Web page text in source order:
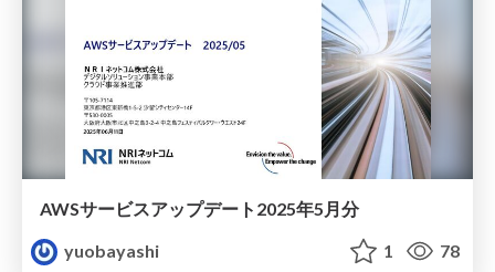
AWSサービスアップデート2025年5月分
yuobayashi
1 78